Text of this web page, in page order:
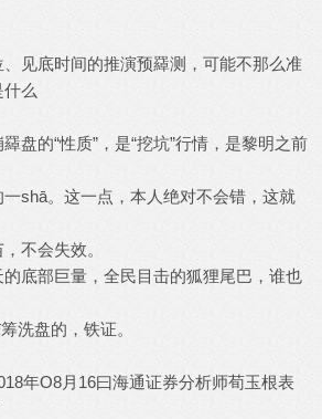
见底时间的推演预羄测，可能不那么准
么
盘的“性质”，是“挖坑”行情，是黎明之前
shā。这一点，本人绝对不会错，这就
不会失效。
的底部巨量，全民目击的狐狸尾巴，谁也
洗盘的，铁证。
年О8月16曰海通证券分析师荀玉根表